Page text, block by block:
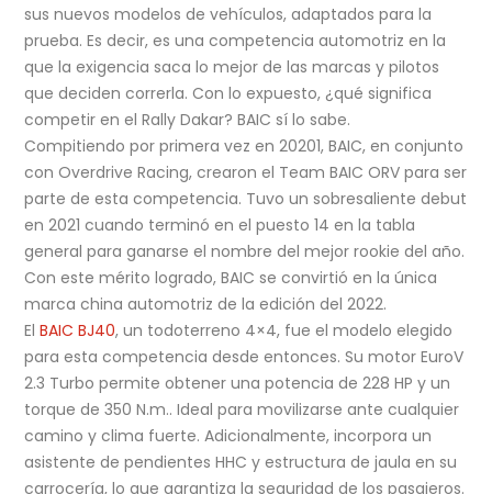
sus nuevos modelos de vehículos, adaptados para la
prueba. Es decir, es una competencia automotriz en la
que la exigencia saca lo mejor de las marcas y pilotos
que deciden correrla. Con lo expuesto, ¿qué significa
competir en el Rally Dakar? BAIC sí lo sabe.
Compitiendo por primera vez en 20201, BAIC, en conjunto
con Overdrive Racing, crearon el Team BAIC ORV para ser
parte de esta competencia. Tuvo un sobresaliente debut
en 2021 cuando terminó en el puesto 14 en la tabla
general para ganarse el nombre del mejor rookie del año.
Con este mérito logrado, BAIC se convirtió en la única
marca china automotriz de la edición del 2022.
ElBAIC BJ40, un todoterreno 4×4, fue el modelo elegido
para esta competencia desde entonces. Su motor EuroV
2.3 Turbo permite obtener una potencia de 228 HP y un
torque de 350 N.m.. Ideal para movilizarse ante cualquier
camino y clima fuerte. Adicionalmente, incorpora un
asistente de pendientes HHC y estructura de jaula en su
carrocería, lo que garantiza la seguridad de los pasajeros.